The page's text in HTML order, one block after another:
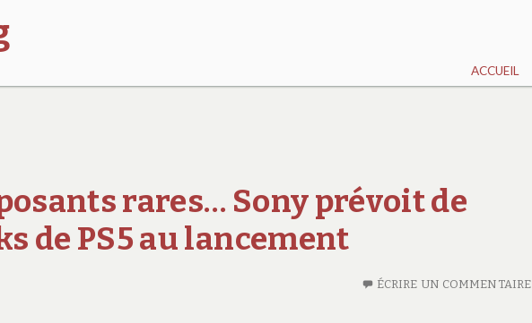
ACCUEIL
rares… Sony prévoit de
de PS5 au lancement
ÉCRIRE UN COMMENTAIRE